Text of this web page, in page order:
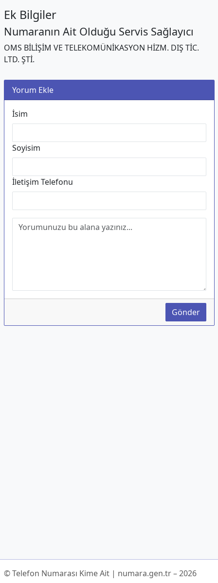
Ek Bilgiler
Numaranın Ait Olduğu Servis Sağlayıcı
OMS BİLİŞİM VE TELEKOMÜNİKASYON HİZM. DIŞ TİC.
LTD. ŞTİ.
Yorum Ekle
İsim
Soyisim
İletişim Telefonu
Gönder
© Telefon Numarası Kime Ait | numara.gen.tr – 2026